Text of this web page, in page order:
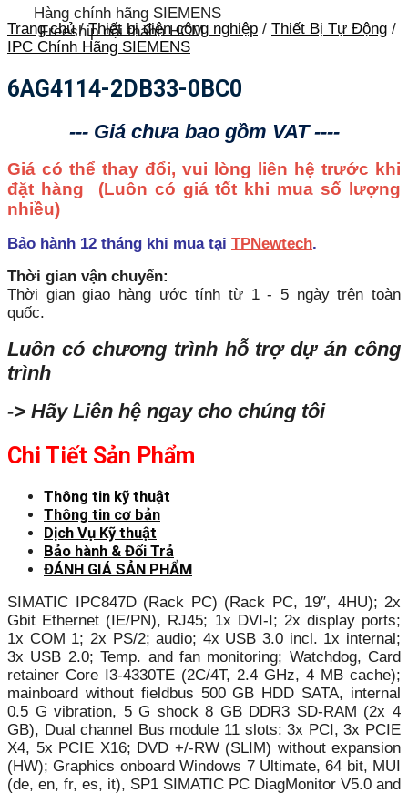
Hàng chính hãng SIEMENS
Freeship nội thành HCM
Trang chủ / Thiết bị điện công nghiệp / Thiết Bị Tự Động /
IPC Chính Hãng SIEMENS
6AG4114-2DB33-0BC0
--- Giá chưa bao gồm VAT ----
Giá có thể thay đổi, vui lòng liên hệ trước khi
đặt hàng (Luôn có giá tốt khi mua số lượng
nhiều)
Bảo hành 12 tháng khi mua tại TPNewtech.
Thời gian vận chuyển:
Thời gian giao hàng ước tính từ 1 - 5 ngày trên toàn
quốc.
Luôn có chương trình hỗ trợ dự án công
trình
-> Hãy Liên hệ ngay cho chúng tôi
Chi Tiết Sản Phẩm
Thông tin kỹ thuật
Thông tin cơ bản
Dịch Vụ Kỹ thuật
Bảo hành & Đổi Trả
ĐÁNH GIÁ SẢN PHẨM
SIMATIC IPC847D (Rack PC) (Rack PC, 19″, 4HU); 2x
Gbit Ethernet (IE/PN), RJ45; 1x DVI-I; 2x display ports;
1x COM 1; 2x PS/2; audio; 4x USB 3.0 incl. 1x internal;
3x USB 2.0; Temp. and fan monitoring; Watchdog, Card
retainer Core I3-4330TE (2C/4T, 2.4 GHz, 4 MB cache);
mainboard without fieldbus 500 GB HDD SATA, internal
0.5 G vibration, 5 G shock 8 GB DDR3 SD-RAM (2x 4
GB), Dual channel Bus module 11 slots: 3x PCI, 3x PCIE
X4, 5x PCIE X16; DVD +/-RW (SLIM) without expansion
(HW); Graphics onboard Windows 7 Ultimate, 64 bit, MUI
(de, en, fr, es, it), SP1 SIMATIC PC DiagMonitor V5.0 and